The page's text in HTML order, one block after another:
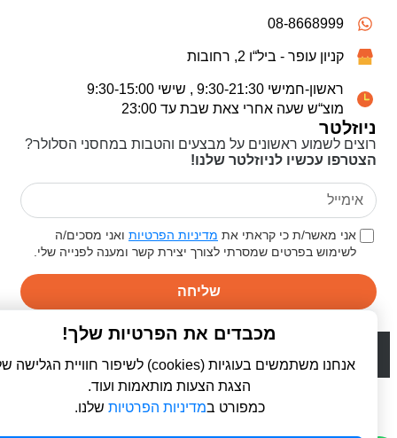
ניוזלטר
רוצים לשמוע ראשונים על מבצעים והטבות במחסני הסלולר?
הצטרפו עכשיו לניוזלטר שלנו!
אני מאשר/ת כי קראתי אתמדיניות הפרטיותואני מסכים/ה
לשימוש בפרטים שמסרתי לצורך יצירת קשר ומענה לפנייה שלי.
שליחה
08-8668999
קניון עופר - ביל“ו 2, רחובות
ראשון-חמישי 9:30-21:30 , שישי 9:30-15:00
מוצ“ש שעה אחרי צאת שבת עד 23:00
WebDigital | וובדיגיטל - עיצוב ובניית אתרים
מכבדים את הפרטיות שלך!
אנחנו משתמשים בעוגיות (cookies) לשיפור חוויית הגלישה שלך,
הצגת הצעות מותאמות ועוד.
כמפורט במדיניות הפרטיותשלנו.